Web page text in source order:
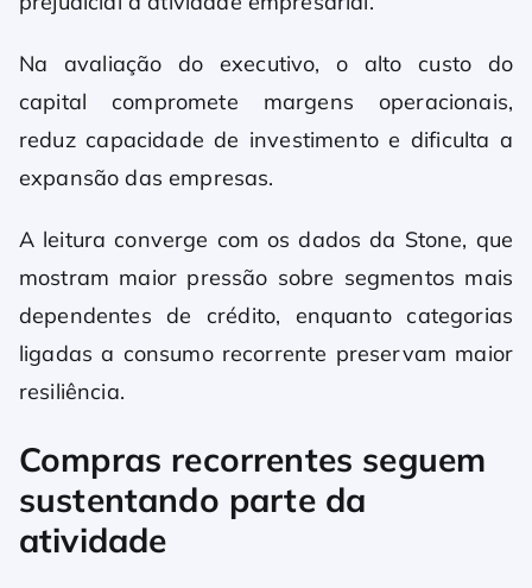
Na avaliação do executivo, o alto custo do
capital compromete margens operacionais,
reduz capacidade de investimento e dificulta a
expansão das empresas.
A leitura converge com os dados da Stone, que
mostram maior pressão sobre segmentos mais
dependentes de crédito, enquanto categorias
ligadas a consumo recorrente preservam maior
resiliência.
Compras recorrentes seguem
sustentando parte da
atividade